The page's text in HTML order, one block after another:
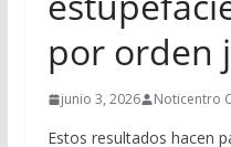
por orden
junio 3, 2026 Noticentro
Estos resultados hacen